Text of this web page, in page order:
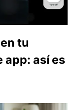
tu
app: así es